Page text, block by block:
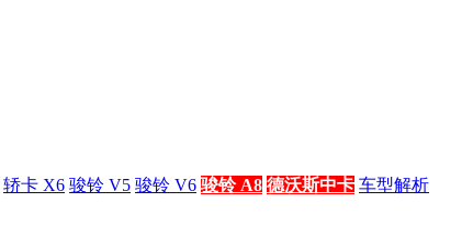
轿卡 X6 骏铃 V5 骏铃 V6 骏铃 A8 德沃斯中卡 车型解析